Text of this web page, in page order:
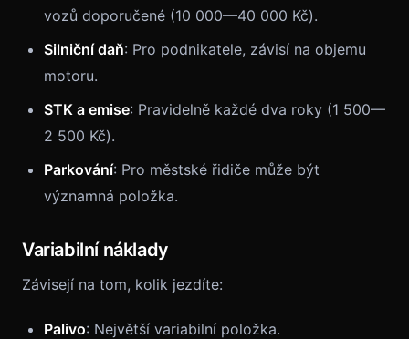
vozů doporučené (10 000—40 000 Kč).
Silniční daň: Pro podnikatele, závisí na objemu
motoru.
STK a emise: Pravidelně každé dva roky (1 500—
2 500 Kč).
Parkování: Pro městské řidiče může být
významná položka.
Variabilní náklady
Závisejí na tom, kolik jezdíte:
Palivo: Největší variabilní položka.